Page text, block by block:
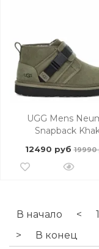
UGG Mens
Snapback
12490 руб 19990
В начало < 1
>
В конец